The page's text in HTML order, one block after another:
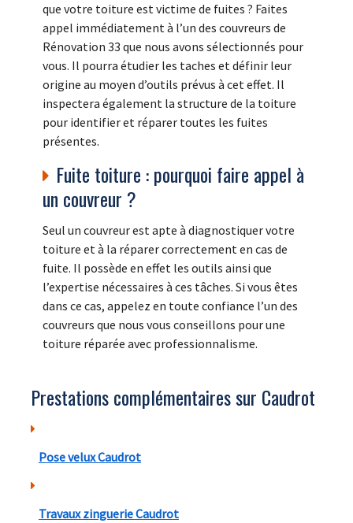
que votre toiture est victime de fuites ? Faites
appel immédiatement à l’un des couvreurs de
Rénovation 33 que nous avons sélectionnés pour
vous. Il pourra étudier les taches et définir leur
origine au moyen d’outils prévus à cet effet. Il
inspectera également la structure de la toiture
pour identifier et réparer toutes les fuites
présentes.
Fuite toiture : pourquoi faire appel à
un couvreur ?
Seul un couvreur est apte à diagnostiquer votre
toiture et à la réparer correctement en cas de
fuite. Il possède en effet les outils ainsi que
l’expertise nécessaires à ces tâches. Si vous êtes
dans ce cas, appelez en toute confiance l’un des
couvreurs que nous vous conseillons pour une
toiture réparée avec professionnalisme.
Prestations complémentaires sur Caudrot
Pose velux Caudrot
Travaux zinguerie Caudrot